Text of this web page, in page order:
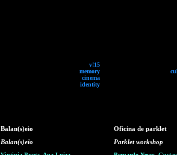
v!15
memory
cinema
identity
Balan(s)eio
Balan(s)eio
Oficina de parklet
Parklet workshop